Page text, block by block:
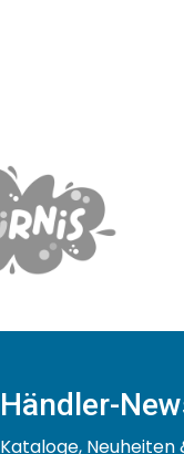
Händler-
Kataloge,